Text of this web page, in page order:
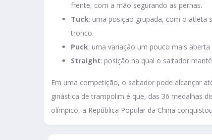
frente, com a mão segurando as pernas.
Tuck: uma posição grupada, com o atleta
tronco.
Puck: uma variação um pouco mais aberta
Straight: posição na qual o saltador
Em uma competição, o saltador pode alcançar
ginástica de trampolim é que, das 36 medalhas
olímpico, a República Popular da China